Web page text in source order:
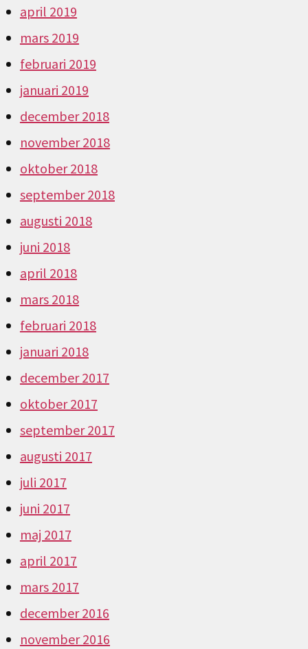
april 2019
mars 2019
februari 2019
januari 2019
december 2018
november 2018
oktober 2018
september 2018
augusti 2018
juni 2018
april 2018
mars 2018
februari 2018
januari 2018
december 2017
oktober 2017
september 2017
augusti 2017
juli 2017
juni 2017
maj 2017
april 2017
mars 2017
december 2016
november 2016